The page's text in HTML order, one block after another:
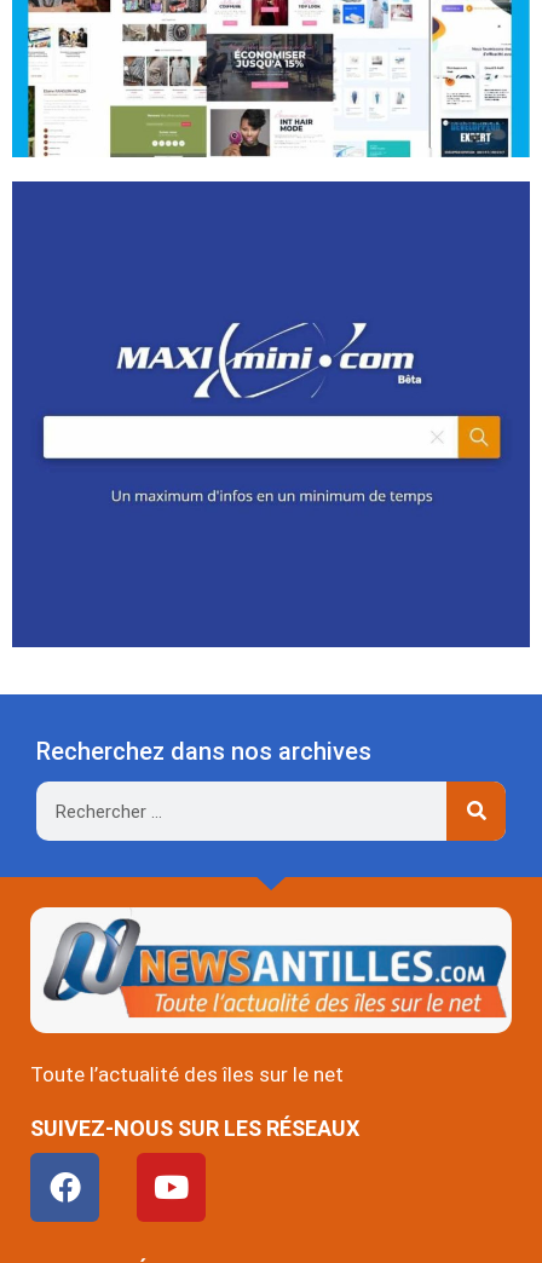
Recherchez dans nos archives
Rechercher
Toute l’actualité des îles sur le net
SUIVEZ-NOUS SUR LES RÉSEAUX
F
a
c
Y
o
u